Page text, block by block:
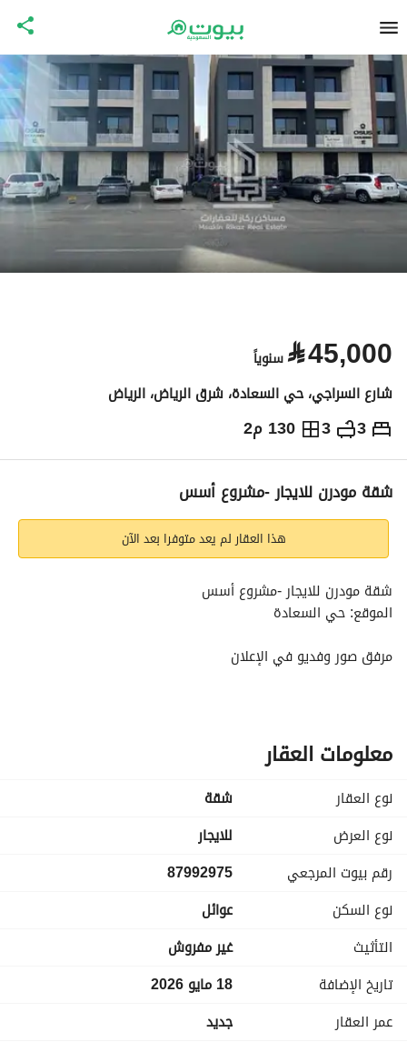
⃁45,000 سنوياً
شارع السراجي، حي السعادة، شرق الرياض، الرياض
3
3 130 م2 ⃁
45,000سنوياً
الإعلان الاماكن القريبة
شقة مودرن للايجار -مشروع أسس
هذا العقار لم يعد متوفرا بعد الآن
شقة مودرن للايجار -مشروع أسس
الموقع: حي السعادة
مرفق صور وفديو في الإعلان
غرفة نوم ماستر بدورة مياه خاصة
غرفتين نوم + دورة مياه مشتركة
غرفة خادمة + دورة مياه
مميزات الموقع والمشروع:
قريب من محطة المترو
سهولة الوصول عبر عدة طرق رئيسية (مخرج 15، مخرج 16)
موقع استراتيجي قريب من كافة الخدمات
مدارس و مراكز تسوق
كافيهات ونوادي رياضية
أنظمة أمنية متقدمة
معلومات العقار
نوع العقار
شقة
نوع العرض
للايجار
رقم بيوت المرجعي
87992975
نوع السكن
عوائل
التأثيث
غير مفروش
تاريخ الإضافة
18 مايو 2026
عمر العقار
جديد